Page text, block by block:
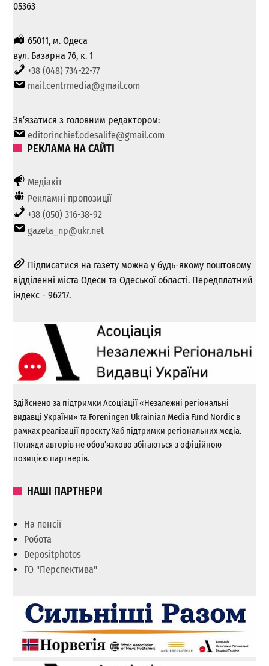
05363
65011, м. Одеса
вул. Базарна 76, к. 1
+38 (048) 734-22-77
mail.centrmedia@gmail.com
Зв’язатися з головним редактором:
editorinchief.odesalife@gmail.com
РЕКЛАМА НА САЙТІ
Медіакіт
Рекламні пропозиції
+38 (050) 316-38-92
gazeta_np@ukr.net
Підписатися на газету можна у будь-якому поштовому
відділенні міста Одеси та Одеської області. Передплатний
індекс - 96217.
Здійснено за підтримки Асоціації «Незалежні регіональні
видавці України» та Foreningen Ukrainian Media Fund Nordic в
рамках реалізації проєкту Хаб підтримки регіональних медіа.
Погляди авторів не обов’язково збігаються з офіційною
позицією партнерів.
НАШІ ПАРТНЕРИ
На пенсії
Робота
Depositphotos
ГО "Перспектива"